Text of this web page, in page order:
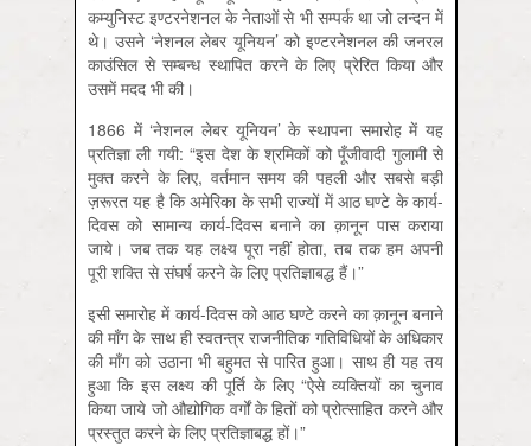
कम्युनिस्ट इण्टरनेशनल के नेताओं से भी सम्पर्क था जो लन्दन में
थे। उसने ‘नेशनल लेबर यूनियन’ को इण्टरनेशनल की जनरल
काउंसिल से सम्बन्ध स्थापित करने के लिए प्रेरित किया और
उसमें मदद भी की।
1866 में ‘नेशनल लेबर यूनियन’ के स्थापना समारोह में यह
प्रतिज्ञा ली गयी: “इस देश के श्रमिकों को पूँजीवादी गुलामी से
मुक्त करने के लिए, वर्तमान समय की पहली और सबसे बड़ी
ज़रूरत यह है कि अमेरिका के सभी राज्यों में आठ घण्टे के कार्य-
दिवस को सामान्य कार्य-दिवस बनाने का क़ानून पास कराया
जाये। जब तक यह लक्ष्य पूरा नहीं होता, तब तक हम अपनी
पूरी शक्ति से संघर्ष करने के लिए प्रतिज्ञाबद्ध हैं।”
इसी समारोह में कार्य-दिवस को आठ घण्टे करने का क़ानून बनाने
की माँग के साथ ही स्वतन्त्र राजनीतिक गतिविधियों के अधिकार
की माँग को उठाना भी बहुमत से पारित हुआ। साथ ही यह तय
हुआ कि इस लक्ष्य की पूर्ति के लिए “ऐसे व्यक्तियों का चुनाव
किया जाये जो औद्योगिक वर्गों के हितों को प्रोत्साहित करने और
प्रस्तुत करने के लिए प्रतिज्ञाबद्ध हों।”